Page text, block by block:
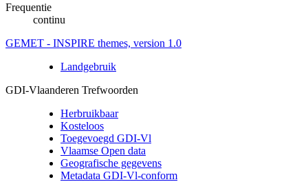
Frequentie
continu
GEMET - INSPIRE themes, version 1.0
Landgebruik
GDI-Vlaanderen Trefwoorden
Herbruikbaar
Kosteloos
Toegevoegd GDI-Vl
Vlaamse Open data
Geografische gegevens
Metadata GDI-Vl-conform